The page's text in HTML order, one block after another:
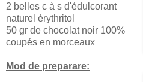
2 belles c à s d'édulcorant
naturel érythritol
50 gr de chocolat noir 100%
coupés en morceaux
Mod de preparare: